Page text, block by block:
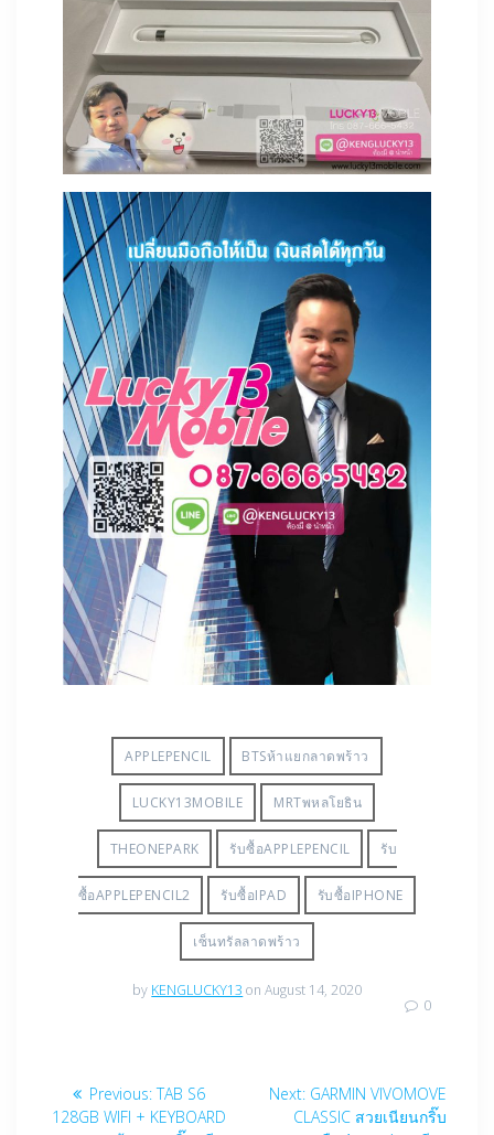
APPLEPENCIL BTSห้าแยกลาดพร้าว
LUCKY13MOBILE MRTพหลโยธิน
THEONEPARK รับซื้อAPPLEPENCIL รับ
ซื้อAPPLEPENCIL2 รับซื้อIPAD รับซื้อIPHONE
เซ็นทรัลลาดพร้าว
by KENGLUCKY13 on August 14, 2020
0
PostPrevious:Previous
post:
TAB S6
128GB WIFI + KEYBOARD
Next: Next
post:
GARMIN VIVOMOVE
CLASSIC สวยเนียนกริ๊บ